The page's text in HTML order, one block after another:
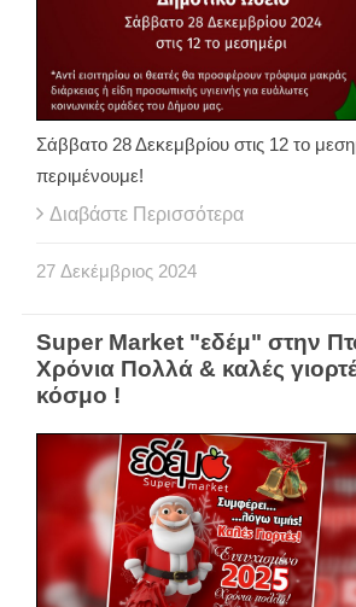
Σάββατο 28 Δεκεμβρίου στις 12 το
περιμένουμε!
Διαβάστε Περισσότερα
27 Δεκέμβριος 2024
Super Market "εδέμ" στην
Χρόνια Πολλά & καλές
κόσμο !